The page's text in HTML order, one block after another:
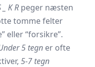
_ K R peger næsten
tomme felter
eller “forsikre”.
5 tegn er ofte
5-7 tegn